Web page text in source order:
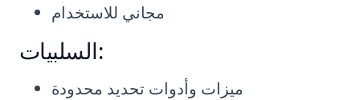
مجاني للاستخدام
السلبيات:
ميزات وأدوات تحديد محدودة